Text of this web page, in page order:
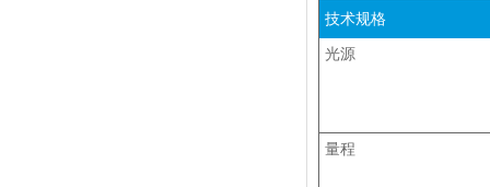
技术规格
光源
量程